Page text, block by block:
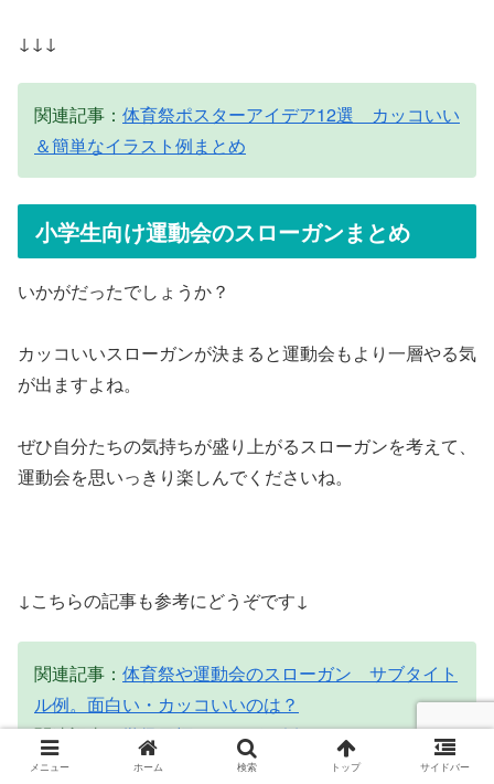
↓↓↓
関連記事： 体育祭ポスターアイデア12選 カッコいい
＆簡単なイラスト例まとめ
小学生向け運動会のスローガンまとめ
いかがだったでしょうか？
カッコいいスローガンが決まると運動会もより一層やる気
が出ますよね。
ぜひ自分たちの気持ちが盛り上がるスローガンを考えて、
運動会を思いっきり楽しんでくださいね。
↓こちらの記事も参考にどうぞです↓
関連記事： 体育祭や運動会のスローガン サブタイト
ル例。面白い・カッコいいのは？
関連記事：学級目標スローガン例 カッコいい&面白
いオススメ言葉。小学・中学・高校！
メニュー ホーム 検索 トップ サイドバー